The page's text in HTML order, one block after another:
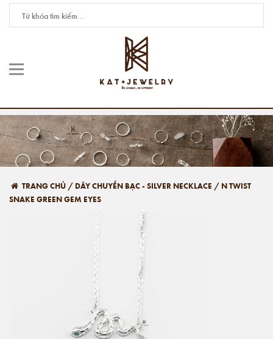
TRANG CHỦ / DÂY CHUYỀN BẠC - SILVER NECKLACE / N TWIST
SNAKE GREEN GEM EYES